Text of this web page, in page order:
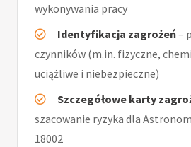
wykonywania pracy
Identyfikacja zagrożeń–
czynników (m.in. fizyczne,
uciążliwe i niebezpieczne)
Szczegółowe karty
szacowanie ryzyka dla
18002